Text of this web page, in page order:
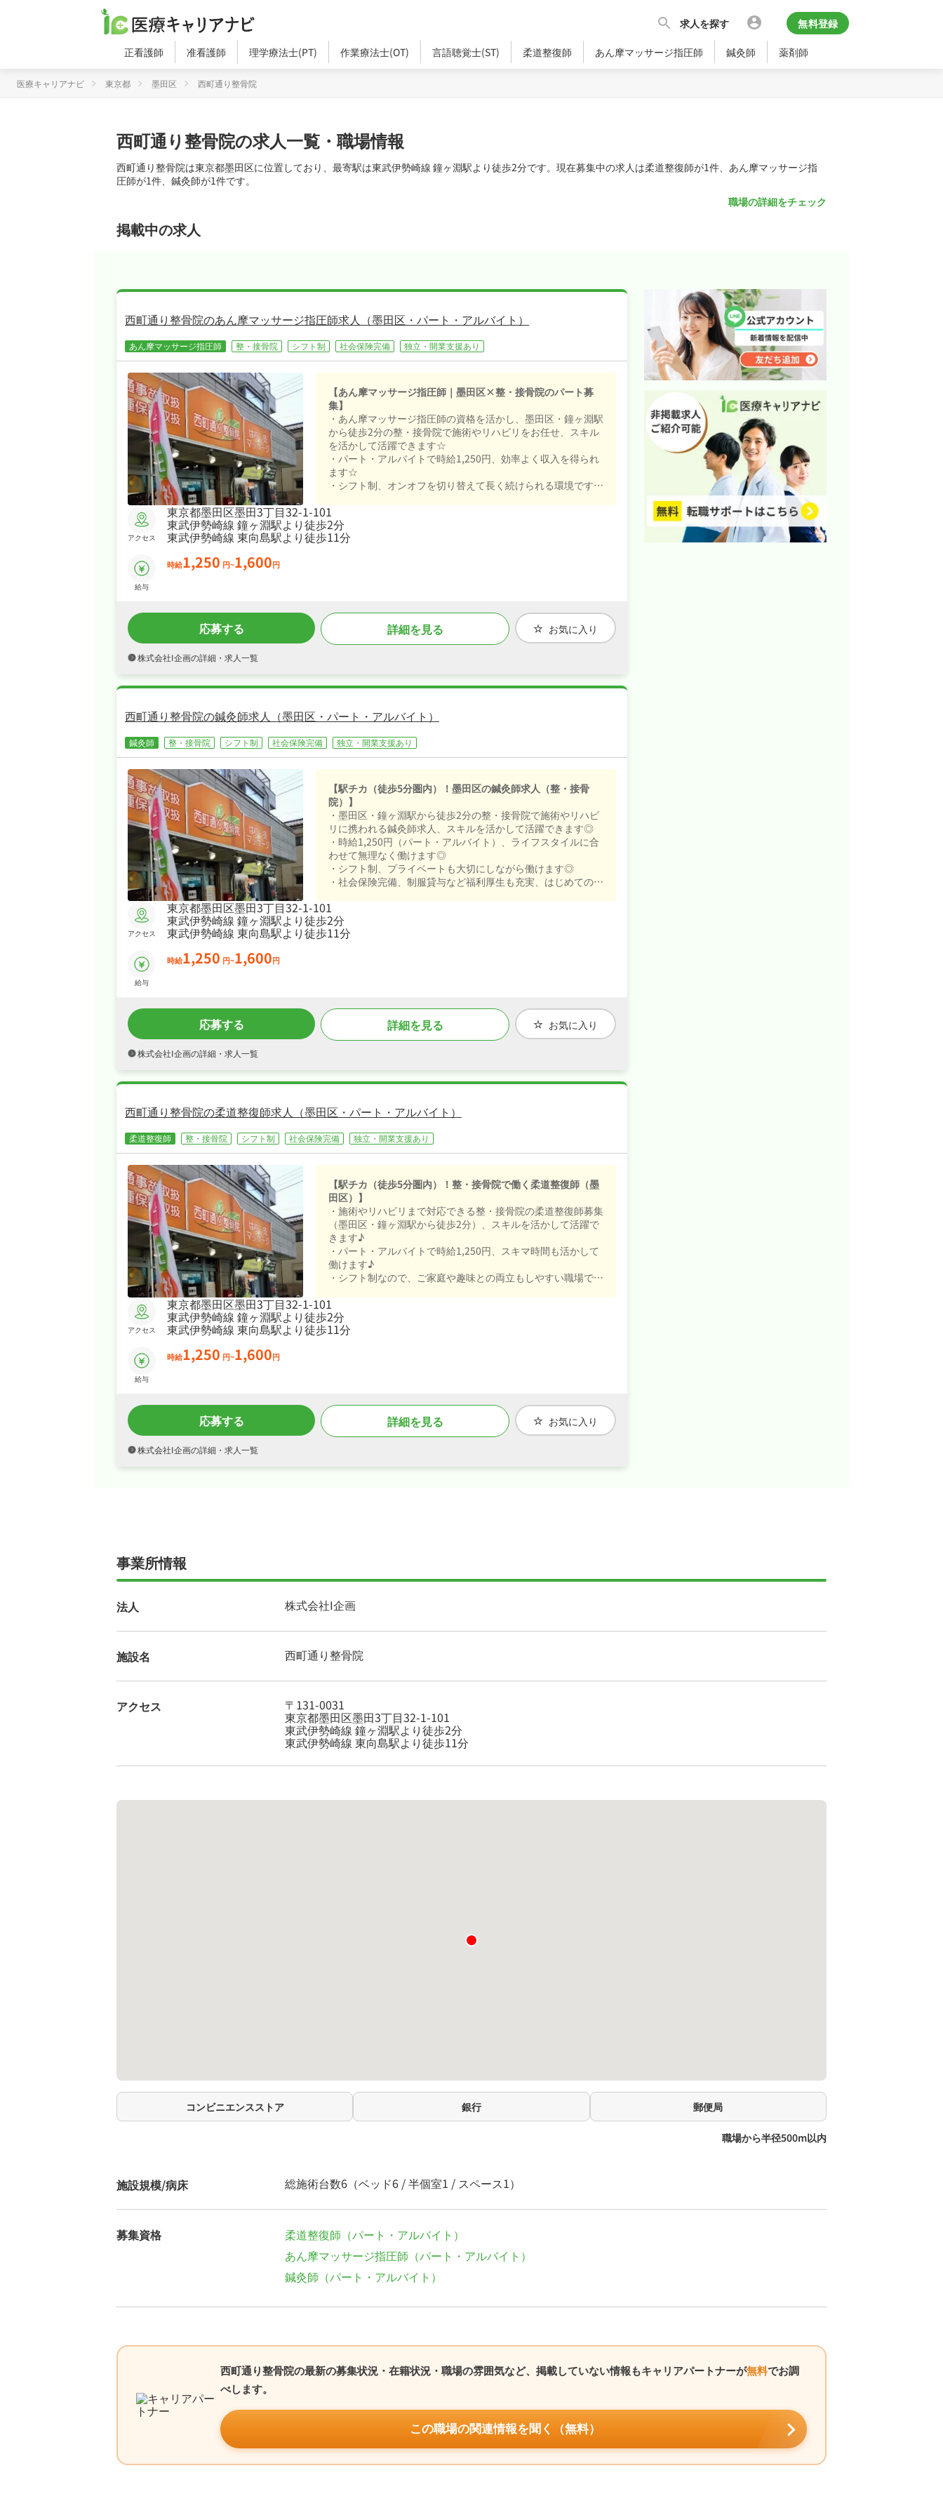
求人を探す 無料登録
正看護師 准看護師 理学療法士(PT) 作業療法士(OT) 言語聴覚士(ST) 柔道整復師 あん摩マッサージ指圧師 鍼灸師 薬剤師
医療キャリアナビ 東京都 墨田区 西町通り整骨院
西町通り整骨院の求人一覧・職場情報
西町通り整骨院は東京都墨田区に位置しており、最寄駅は東武伊勢崎線 鐘ヶ淵駅より徒歩2分です。現在募集中の求人は柔道整復師が1件、あん摩マッサージ指
圧師が1件、鍼灸師が1件です。
職場の詳細をチェック
掲載中の求人
西町通り整骨院のあん摩マッサージ指圧師求人（墨田区・パート・アルバイト）
あん摩マッサージ指圧師 整・接骨院 シフト制 社会保険完備 独立・開業支援あり
アクセス
東京都墨田区墨田3丁目32-1-101
東武伊勢崎線 鐘ヶ淵駅より徒歩2分
東武伊勢崎線 東向島駅より徒歩11分
給与
時給1,250 円~1,600円
【あん摩マッサージ指圧師｜墨田区×整・接骨院のパート募
集】
・あん摩マッサージ指圧師の資格を活かし、墨田区・鐘ヶ淵駅
から徒歩2分の整・接骨院で施術やリハビリをお任せ、スキル
を活かして活躍できます☆
・パート・アルバイトで時給1,250円、効率よく収入を得られ
ます☆
・シフト制、オンオフを切り替えて長く続けられる環境です☆
サポートします☆
応募する 詳細を見る お気に入り
株式会社I企画の詳細・求人一覧
西町通り整骨院の鍼灸師求人（墨田区・パート・アルバイト）
鍼灸師 整・接骨院 シフト制 社会保険完備 独立・開業支援あり
アクセス
東京都墨田区墨田3丁目32-1-101
東武伊勢崎線 鐘ヶ淵駅より徒歩2分
東武伊勢崎線 東向島駅より徒歩11分
給与
時給1,250 円~1,600円
【駅チカ（徒歩5分圏内）！墨田区の鍼灸師求人（整・接骨
院）】
・墨田区・鐘ヶ淵駅から徒歩2分の整・接骨院で施術やリハビ
リに携われる鍼灸師求人、スキルを活かして活躍できます◎
・時給1,250円（パート・アルバイト）、ライフスタイルに合
わせて無理なく働けます◎
・シフト制、プライベートも大切にしながら働けます◎
・社会保険完備、制服貸与など福利厚生も充実、はじめての方
応募する 詳細を見る お気に入り
株式会社I企画の詳細・求人一覧
西町通り整骨院の柔道整復師求人（墨田区・パート・アルバイト）
柔道整復師 整・接骨院 シフト制 社会保険完備 独立・開業支援あり
アクセス
東京都墨田区墨田3丁目32-1-101
東武伊勢崎線 鐘ヶ淵駅より徒歩2分
東武伊勢崎線 東向島駅より徒歩11分
給与
時給1,250 円~1,600円
【駅チカ（徒歩5分圏内）！整・接骨院で働く柔道整復師（墨
田区）】
・施術やリハビリまで対応できる整・接骨院の柔道整復師募集
（墨田区・鐘ヶ淵駅から徒歩2分）、スキルを活かして活躍で
きます♪
・パート・アルバイトで時給1,250円、スキマ時間も活かして
働けます♪
・シフト制なので、ご家庭や趣味との両立もしやすい職場です
・社会保険完備、制服貸与と手厚く、腰を据えて長く活躍でき
る職場です♪
応募する 詳細を見る お気に入り
株式会社I企画の詳細・求人一覧
事業所情報
法人 株式会社I企画
施設名 西町通り整骨院
アクセス 〒131-0031
東京都墨田区墨田3丁目32-1-101
東武伊勢崎線 鐘ヶ淵駅より徒歩2分
東武伊勢崎線 東向島駅より徒歩11分
コンビニエンスストア 銀行 郵便局
職場から半径500m以内
施設規模/病床 総施術台数6（ベッド6 / 半個室1 / スペース1）
募集資格
柔道整復師（パート・アルバイト）
あん摩マッサージ指圧師（パート・アルバイト）
鍼灸師（パート・アルバイト）
西町通り整骨院の最新の募集状況・在籍状況・職場の雰囲気など、掲載していない情報もキャリアパートナーが無料でお調
べします。
この職場の関連情報を聞く（無料）